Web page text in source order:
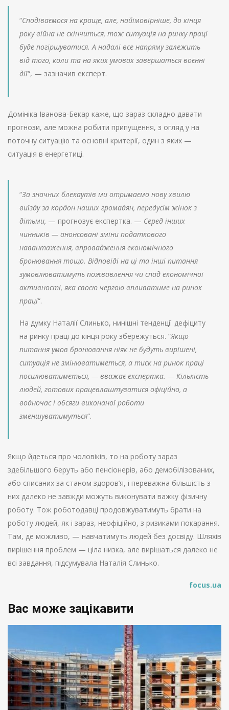
“Сподіваємося на краще, але, найімовірніше, до кінця
року війна не скінчиться, тож ситуація на ринку праці
буде погіршуватися. А надалі все напряму залежить
від того, коли та на яких умовах завершаться воєнні
дії“, — зазначив експерт.
Домініка Іванова-Бекар каже, що зараз складно давати
прогнози, але можна робити припущення, з огляд у на
поточну ситуацію та основні критерії, один з яких —
ситуація в енергетиці.
“За значних блекаутів ми отримаємо нову хвилю
виїзду за кордон наших громадян, передусім жінок з
дітьми, — прогнозує експертка. — Серед інших
чинників — анонсовані зміни податкового
навантаження, впровадження економічного
бронювання тощо. Відповіді на ці та інші питання
зумовлюватимуть пожвавлення чи спад економічної
активності, яка своєю чергою впливатиме на ринок
праці“.
На думку Наталії Слинько, нинішні тенденції дефіциту
на ринку праці до кінця року збережуться. “Якщо
питання умов бронювання ніяк не будуть вирішені,
ситуація не змінюватиметься, а тиск на ринок праці
посилюватиметься, — вважає експертка. — Кількість
людей, готових працевлаштуватися офіційно, а
водночас і обсяги виконаної роботи
зменшуватимуться“.
Якщо йдеться про чоловіків, то на роботу зараз
здебільшого беруть або пенсіонерів, або демобілізованих,
або списаних за станом здоров’я, і переважна більшість з
них далеко не завжди можуть виконувати важку фізичну
роботу. Тож роботодавці продовжуватимуть брати на
роботу людей, як і зараз, неофіційно, з ризиками покарання.
Там, де можливо, — навчатимуть людей без досвіду. Шляхів
вирішення проблем — ціла низка, але вирішаться далеко не
всі завдання, підсумувала Наталія Слинько.
focus.ua
Вас може зацікавити